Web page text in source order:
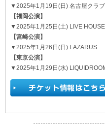
▼2025年1月19日(日) 名古屋クラ
【福岡公演】
▼2025年1月25日(土) LIVE
【宮崎公演】
▼2025年1月26日(日) LAZARUS
【東京公演】
▼2025年1月29日(水)